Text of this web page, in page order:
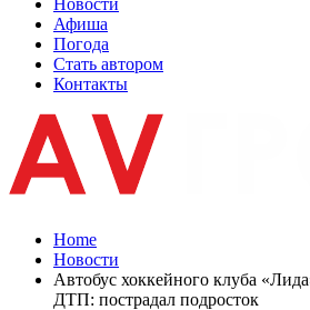
Новости
Афиша
Погода
Стать автором
Контакты
Home
Новости
Автобус хоккейного клуба
ДТП: пострадал подросток